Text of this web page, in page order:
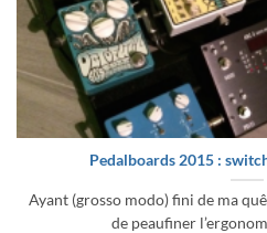
Pedalboards 2015 :
Ayant (grosso modo) fini de ma
de peaufiner